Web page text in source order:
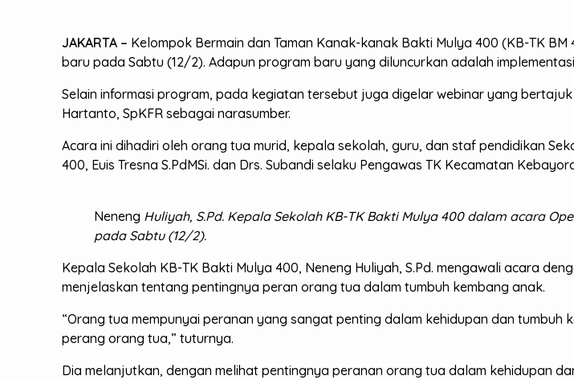
JAKARTA – Kelompok Bermain dan Taman Kanak-kanak Bakti Mulya 400 (KB-TK
baru pada Sabtu (12/2). Adapun program baru yang diluncurkan adalah implementasi
Selain informasi program, pada kegiatan tersebut juga digelar webinar yang bertajuk
Hartanto, SpKFR sebagai narasumber.
Acara ini dihadiri oleh orang tua murid, kepala sekolah, guru, dan staf pendidikan
400, Euis Tresna S.PdMSi. dan Drs. Subandi selaku Pengawas TK Kecamatan
Neneng Huliyah, S.Pd. Kepala Sekolah KB-TK Bakti Mulya 400 dalam acara
pada Sabtu (12/2).
Kepala Sekolah KB-TK Bakti Mulya 400, Neneng Huliyah, S.Pd. mengawali acara
menjelaskan tentang pentingnya peran orang tua dalam tumbuh kembang anak.
“Orang tua mempunyai peranan yang sangat penting dalam kehidupan dan
perang orang tua,” tuturnya.
Dia melanjutkan, dengan melihat pentingnya peranan orang tua dalam kehidupan